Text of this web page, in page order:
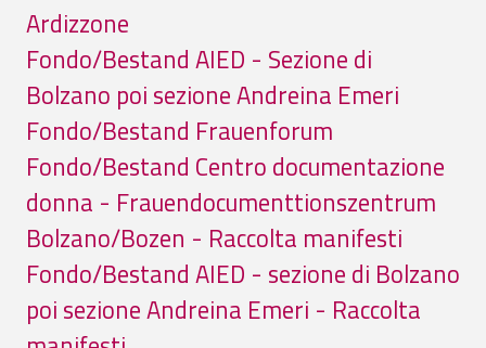
Ardizzone
Fondo/Bestand AIED - Sezione di
Bolzano poi sezione Andreina Emeri
Fondo/Bestand Frauenforum
Fondo/Bestand Centro documentazione
donna - Frauendocumenttionszentrum
Bolzano/Bozen - Raccolta manifesti
Fondo/Bestand AIED - sezione di Bolzano
poi sezione Andreina Emeri - Raccolta